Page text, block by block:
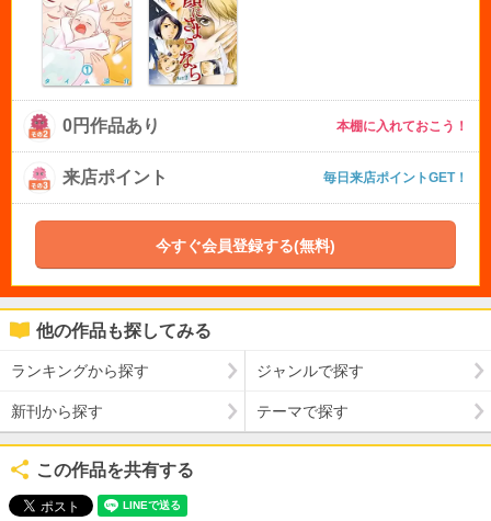
0円作品あり 本棚に入れておこう！
来店ポイント 毎日来店ポイントGET！
今すぐ会員登録する(無料)
他の作品も探してみる
ランキングから探す ジャンルで探す
新刊から探す テーマで探す
この作品を共有する